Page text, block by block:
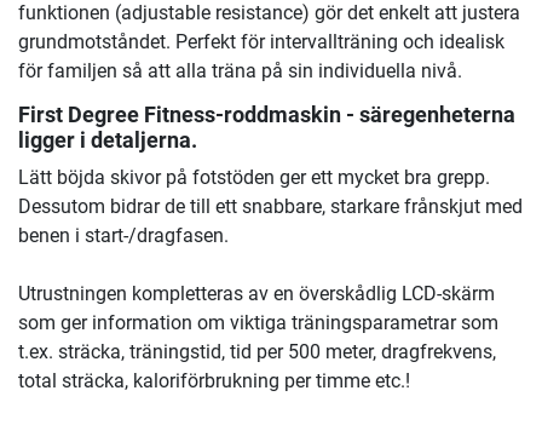
funktionen (adjustable resistance) gör det enkelt att justera
grundmotståndet. Perfekt för intervallträning och idealisk
för familjen så att alla träna på sin individuella nivå.
First Degree Fitness-roddmaskin - säregenheterna
ligger i detaljerna.
Lätt böjda skivor på fotstöden ger ett mycket bra grepp.
Dessutom bidrar de till ett snabbare, starkare frånskjut med
benen i start-/dragfasen.
Utrustningen kompletteras av en överskådlig LCD-skärm
som ger information om viktiga träningsparametrar som
t.ex. sträcka, träningstid, tid per 500 meter, dragfrekvens,
total sträcka, kaloriförbrukning per timme etc.!